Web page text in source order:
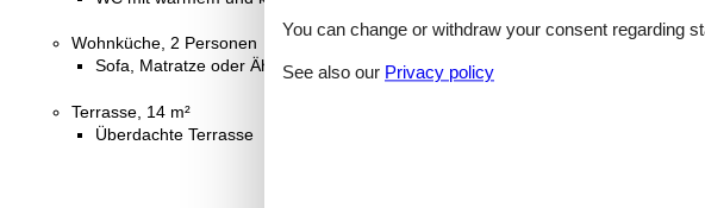
Wohnküche, 2 Personen
Sofa, Matratze oder Ähnliches
Terrasse, 14 m²
Überdachte Terrasse
You can change or withdraw your consent regarding
See also our Privacy policy